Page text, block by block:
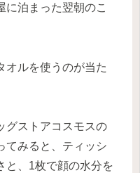
に泊まった翌朝のこ
オルを使うのが当た
グストアコスモスの
てみると、ティッシ
と、1枚で顔の水分を